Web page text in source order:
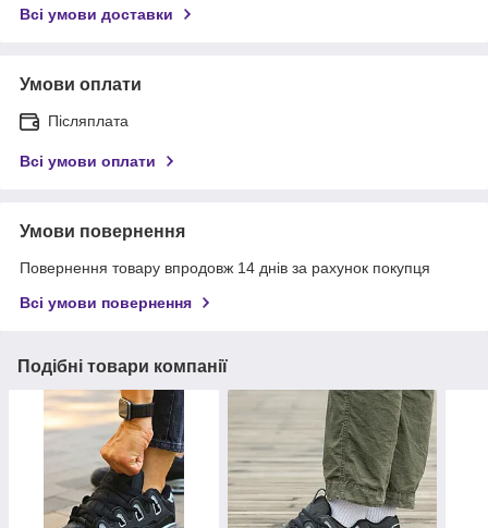
Всі умови доставки
Умови оплати
Післяплата
Всі умови оплати
Умови повернення
Повернення товару впродовж 14 днів за рахунок покупця
Всі умови повернення
Подібні товари компанії